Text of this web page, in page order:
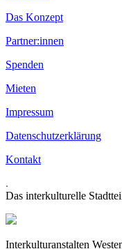
Das Konzept
Partner:innen
Spenden
Mieten
Impressum
Datenschutzerklärung
Kontakt
.
Das interkulturelle
Interkulturanstalten